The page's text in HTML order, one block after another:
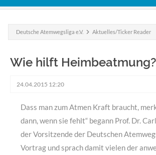
Deutsche Atemwegsliga e.V. Aktuelles/Ticker Reader
Wie hilft Heimbeatmung?
24.04.2015 12:20
Dass man zum Atmen Kraft braucht,
dann, wenn sie fehlt“ begann Prof. Dr.
der Vorsitzende der Deutschen
Vortrag und sprach damit vielen der